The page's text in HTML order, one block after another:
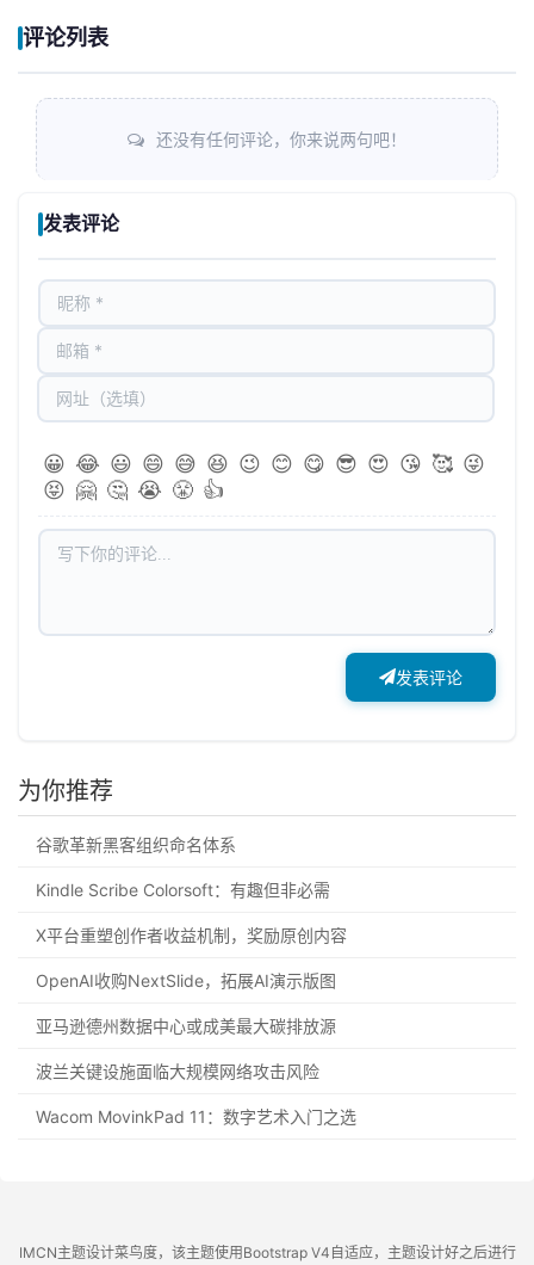
评论列表
还没有任何评论，你来说两句吧！
发表评论
😀 😂 😃 😄 😅 😆 😉 😊 😋 😎 😍 😘 🥰 😜
😝 🤗 🤔 😭 😤 👍
发表评论
为你推荐
谷歌革新黑客组织命名体系
Kindle Scribe Colorsoft：有趣但非必需
X平台重塑创作者收益机制，奖励原创内容
OpenAI收购NextSlide，拓展AI演示版图
亚马逊德州数据中心或成美最大碳排放源
波兰关键设施面临大规模网络攻击风险
Wacom MovinkPad 11：数字艺术入门之选
IMCN主题设计菜鸟度，该主题使用Bootstrap V4自适应，主题设计好之后进行